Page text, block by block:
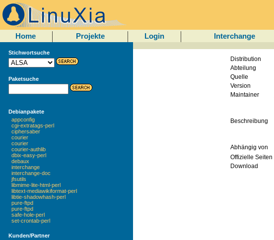
Home Projekte Login Interchange
Stichwortsuche
Paketsuche
Debianpakete
appconfig
cgi-extratags-perl
ciphersaber
courier
courier
courier-authlib
dbix-easy-perl
debaux
interchange
interchange-doc
jfsutils
libmime-lite-html-perl
libtext-mediawikiformat-perl
libtie-shadowhash-perl
pure-ftpd
pure-ftpd
safe-hole-perl
set-crontab-perl
Kunden/Partner
Distribution
Abteilung
Quelle
Version
Maintainer
Beschreibung
Abhängig von
Offizielle Seiten
Download